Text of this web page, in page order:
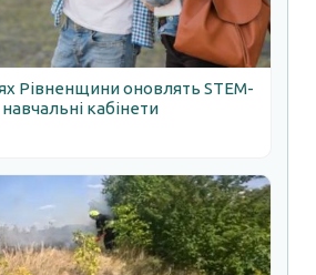
Рівненщини оновлять STEM-
навчальні кабінети